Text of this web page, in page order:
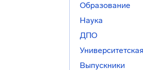
Образование
Наука
ДПО
Выпускники